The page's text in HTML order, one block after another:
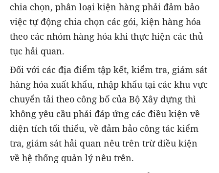
chia chọn, phân loại kiện hàng phải đảm bảo
việc tự động chia chọn các gói, kiện hàng hóa
theo các nhóm hàng hóa khi thực hiện các thủ
tục hải quan.
Đối với các địa điểm tập kết, kiểm tra, giám sát
hàng hóa xuất khẩu, nhập khẩu tại các khu vực
chuyển tải theo công bố của Bộ Xây dựng thì
không yêu cầu phải đáp ứng các điều kiện về
diện tích tối thiểu, về đảm bảo công tác kiểm
tra, giám sát hải quan nêu trên trừ điều kiện
về hệ thống quản lý nêu trên.